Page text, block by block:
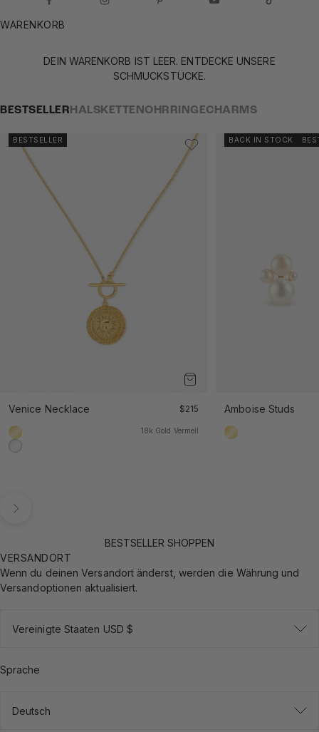
WARENKORB
DEIN WARENKORB IST LEER. ENTDECKE UNSERE
SCHMUCKSTÜCKE.
BESTSELLER HALSKETTEN OHRRINGECHARMS
BESTSELLER
Venice Necklace Angebot
$215
18k Gold Vermeil
925 Sterling Silber
18k Gold Vermeil
BACK IN STOCK
Amboise Studs
18k Gold Vermeil
BESTSELLER SHOPPEN
VERSANDORT
Wenn du deinen Versandort änderst, werden die Währung und
Versandoptionen aktualisiert.
Vereinigte Staaten USD $
Sprache
Deutsch